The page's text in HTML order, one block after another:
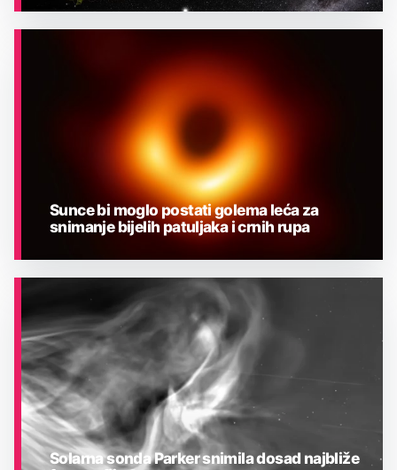
ASTRONOMIJA
Sunce bi moglo postati golema leća za
snimanje bijelih patuljaka i crnih rupa
Solarna sonda Parker snimila dosad najbliže